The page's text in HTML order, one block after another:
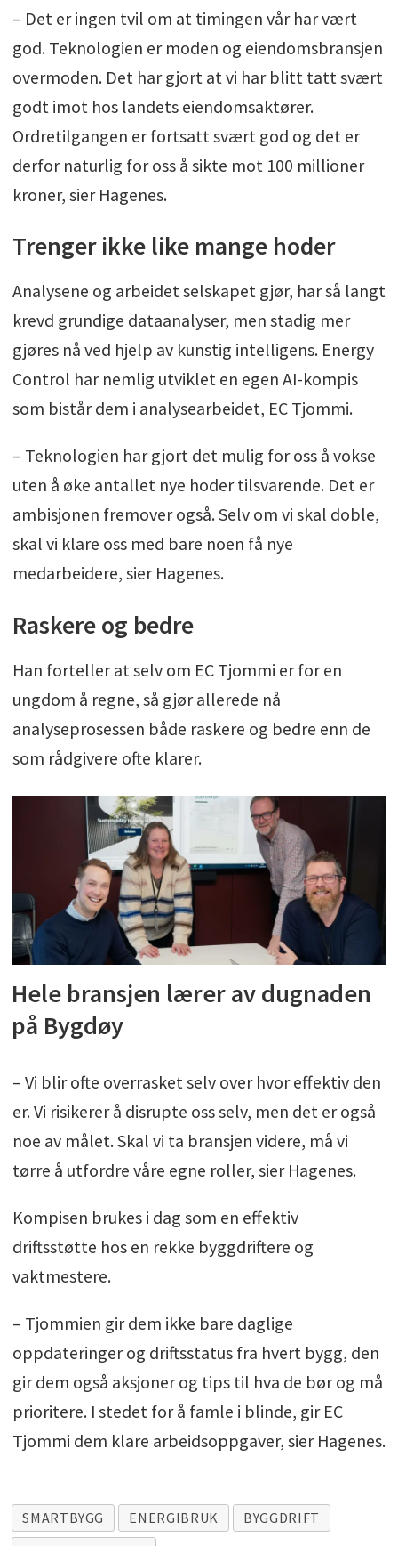
– Det er ingen tvil om at timingen vår har vært
god. Teknologien er moden og eiendomsbransjen
overmoden. Det har gjort at vi har blitt tatt svært
godt imot hos landets eiendomsaktører.
Ordretilgangen er fortsatt svært god og det er
derfor naturlig for oss å sikte mot 100 millioner
kroner, sier Hagenes.
Trenger ikke like mange hoder
Analysene og arbeidet selskapet gjør, har så langt
krevd grundige dataanalyser, men stadig mer
gjøres nå ved hjelp av kunstig intelligens. Energy
Control har nemlig utviklet en egen AI-kompis
som bistår dem i analysearbeidet, EC Tjommi.
– Teknologien har gjort det mulig for oss å vokse
uten å øke antallet nye hoder tilsvarende. Det er
ambisjonen fremover også. Selv om vi skal doble,
skal vi klare oss med bare noen få nye
medarbeidere, sier Hagenes.
Raskere og bedre
Han forteller at selv om EC Tjommi er for en
ungdom å regne, så gjør allerede nå
analyseprosessen både raskere og bedre enn de
som rådgivere ofte klarer.
Hele bransjen lærer av dugnaden
på Bygdøy
– Vi blir ofte overrasket selv over hvor effektiv den
er. Vi risikerer å disrupte oss selv, men det er også
noe av målet. Skal vi ta bransjen videre, må vi
tørre å utfordre våre egne roller, sier Hagenes.
Kompisen brukes i dag som en effektiv
driftsstøtte hos en rekke byggdriftere og
vaktmestere.
– Tjommien gir dem ikke bare daglige
oppdateringer og driftsstatus fra hvert bygg, den
gir dem også aksjoner og tips til hva de bør og må
prioritere. I stedet for å famle i blinde, gir EC
Tjommi dem klare arbeidsoppgaver, sier Hagenes.
SMARTBYGG ENERGIBRUK
BYGGDRIFT